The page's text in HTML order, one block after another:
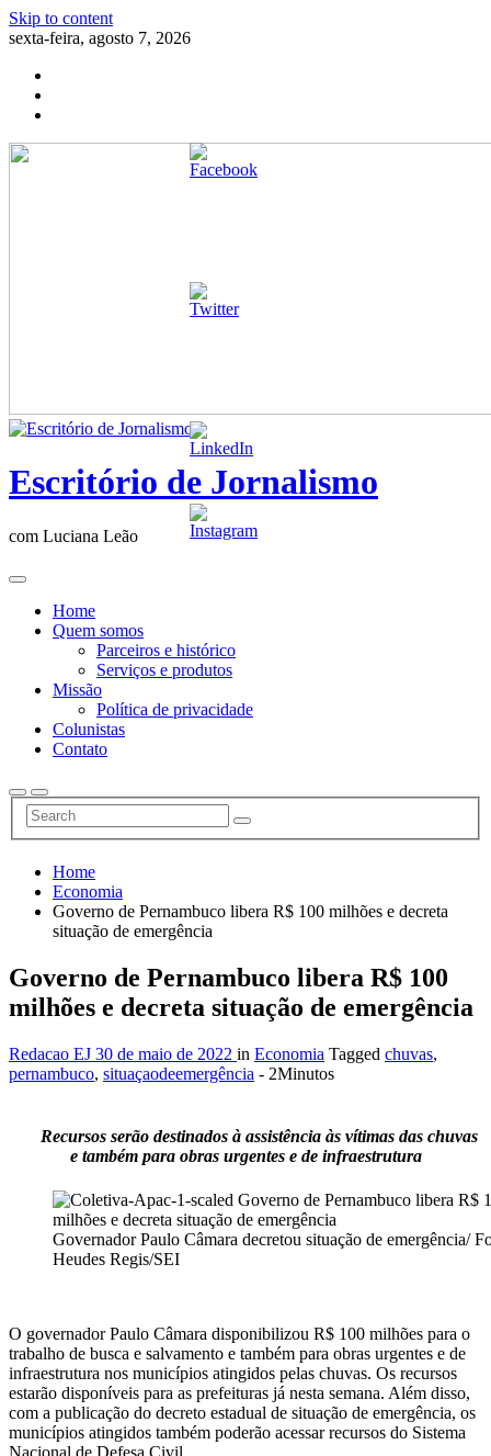
Skip to content
sexta-feira, agosto 7, 2026
Escritório de Jornalismo
com Luciana Leão
Home
Quem somos
Parceiros e histórico
Serviços e produtos
Missão
Política de privacidade
Colunistas
Contato
Home
Economia
Governo de Pernambuco libera R$ 100 milhões e decreta
situação de emergência
Governo de Pernambuco libera R$ 100
milhões e decreta situação de emergência
Redacao EJ 30 de maio de 2022 in Economia Tagged chuvas,
pernambuco, situaçaodeemergência - 2Minutos
Recursos serão destinados à assistência às vítimas das chuvas
e também para obras urgentes e de infraestrutura
Governador Paulo Câmara decretou situação de emergência/
Heudes Regis/SEI
O governador Paulo Câmara disponibilizou R$ 100 milhões para o
trabalho de busca e salvamento e também para obras urgentes e de
infraestrutura nos municípios atingidos pelas chuvas. Os recursos
estarão disponíveis para as prefeituras já nesta semana. Além disso,
com a publicação do decreto estadual de situação de emergência, os
municípios atingidos também poderão acessar recursos do Sistema
Nacional de Defesa Civil.